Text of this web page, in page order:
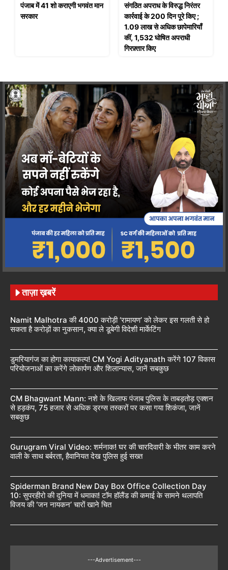
पंजाब में 41 शो कराएगी भगवंत मान
सरकार
संगठित अपराध के विरुद्ध निरंतर
कार्रवाई के 200 दिन पूरे किए ;
1.09 लाख से अधिक छापेमारियाँ
कीं, 1,532 घोषित अपराधी
गिरफ़्तार किए
ताज़ा ख़बरें
Namit Malhotra की 4000 करोड़ी ‘रामायण’ को लेकर इस गलती से हो
सकता है करोड़ों का नुकसान, क्या ले डूबेगी विदेशी मार्केटिंग
डुमरियागंज का होगा कायाकल्प! CM Yogi Adityanath करेंगे 107 विकास
परियोजनाओं का करेंगे लोकार्पण और शिलान्यास, जानें सबकुछ
CM Bhagwant Mann: नशे के खिलाफ पंजाब पुलिस के ताबड़तोड़ एक्शन
से हड़कंप, 75 हजार से अधिक ड्रग्स तस्करों पर कसा गया शिकंजा, जानें
सबकुछ
Gurugram Viral Video: शर्मनाक! घर की चारदिवारी के भीतर काम करने
वाली के साथ बर्बरता, हैवानियत देख पुलिस हुई सख्त
Spiderman Brand New Day Box Office Collection Day
10: सुपरहीरो की दुनिया में धमाका! टॉम हॉलैंड की कमाई के सामने थलापति
विजय की ‘जन नायकन’ चारों खाने चित
---Advertisement---